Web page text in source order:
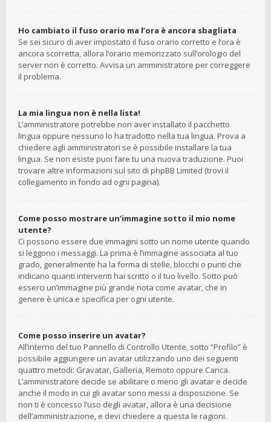
Ho cambiato il fuso orario ma l’ora è ancora sbagliata
Se sei sicuro di aver impostato il fuso orario corretto e l’ora è
ancora scorretta, allora l’orario memorizzato sull’orologio del
server non è corretto. Avvisa un amministratore per correggere
il problema.
La mia lingua non è nella lista!
L’amministratore potrebbe non aver installato il pacchetto
lingua oppure nessuno lo ha tradotto nella tua lingua. Prova a
chiedere agli amministratori se è possibile installare la tua
lingua. Se non esiste puoi fare tu una nuova traduzione. Puoi
trovare altre informazioni sul sito di phpBB Limited (trovi il
collegamento in fondo ad ogni pagina).
Come posso mostrare un’immagine sotto il mio nome
utente?
Ci possono essere due immagini sotto un nome utente quando
si leggono i messaggi. La prima è l’immagine associata al tuo
grado, generalmente ha la forma di stelle, blocchi o punti che
indicano quanti interventi hai scritto o il tuo livello. Sotto può
esserci un’immagine più grande nota come avatar, che in
genere è unica e specifica per ogni utente.
Come posso inserire un avatar?
All’interno del tuo Pannello di Controllo Utente, sotto “Profilo” è
possibile aggiungere un avatar utilizzando uno dei seguenti
quattro metodi: Gravatar, Galleria, Remoto oppure Carica.
L’amministratore decide se abilitare o meno gli avatar e decide
anche il modo in cui gli avatar sono messi a disposizione. Se
non ti è concesso l’uso degli avatar, allora è una decisione
dell’amministrazione, e devi chiedere a questa le ragioni.